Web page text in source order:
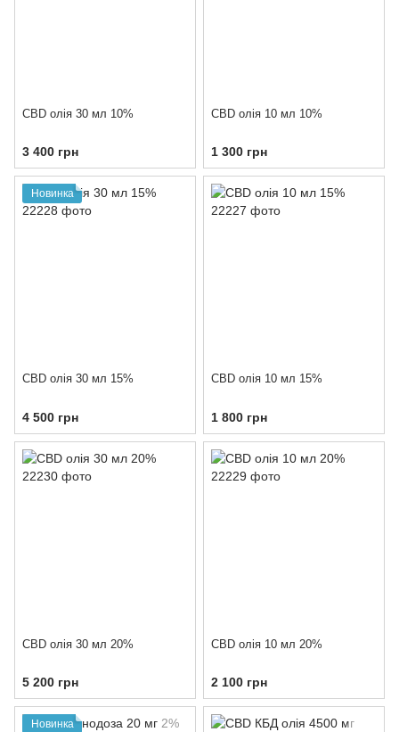
CBD олія 30 мл 10%
3 400 грн
CBD олія 10 мл 10%
1 300 грн
Новинка
CBD олія 30 мл 15%
4 500 грн
CBD олія 10 мл 15%
1 800 грн
CBD олія 30 мл 20%
5 200 грн
CBD олія 10 мл 20%
2 100 грн
Новинка